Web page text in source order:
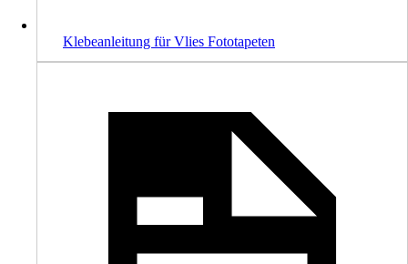
Klebeanleitung für Vlies Fototapeten